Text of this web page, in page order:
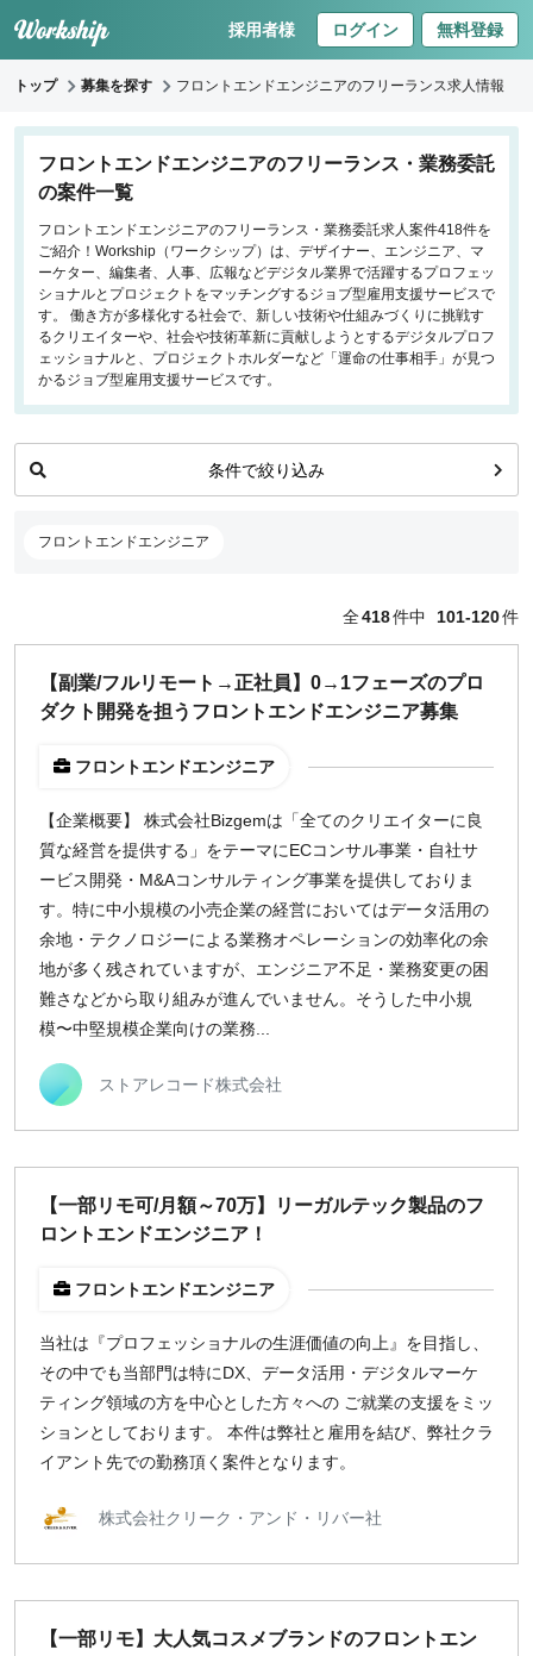
採用者様 ログイン 無料登録
トップ 募集を探す フロントエンドエンジニアのフリーランス求人情報
フロントエンドエンジニアのフリーランス・業務委託
の案件一覧
フロントエンドエンジニアのフリーランス・業務委託求人案件418件を
ご紹介！Workship（ワークシップ）は、デザイナー、エンジニア、マ
ーケター、編集者、人事、広報などデジタル業界で活躍するプロフェッ
ショナルとプロジェクトをマッチングするジョブ型雇用支援サービスで
す。 働き方が多様化する社会で、新しい技術や仕組みづくりに挑戦す
るクリエイターや、社会や技術革新に貢献しようとするデジタルプロフ
ェッショナルと、プロジェクトホルダーなど「運命の仕事相手」が見つ
かるジョブ型雇用支援サービスです。
条件で絞り込み
フロントエンドエンジニア
キーワードで探す
フロントエンドエンジニア
バックエンドエンジニア
インフラエンジニア
iOS/Androidアプリエンジニア
データサイエンティスト
リモートのみ
特徴
副業OK
スタートアップ
土日週末OK
稼働時間
週5日
週4日
週3日
週1日
地域
東京
大阪
京都
募集状況
募集中のみ表示
時給
1,500円 以上
¥2,000 ¥3,000 ¥4,000 ¥5,000〜
全418件中 101-120件
【副業/フルリモート→正社員】0→1フェーズのプロ
ダクト開発を担うフロントエンドエンジニア募集
フロントエンドエンジニア
【企業概要】 株式会社Bizgemは「全てのクリエイターに良
質な経営を提供する」をテーマにECコンサル事業・自社サ
ービス開発・M&Aコンサルティング事業を提供しておりま
す。特に中小規模の小売企業の経営においてはデータ活用の
余地・テクノロジーによる業務オペレーションの効率化の余
地が多く残されていますが、エンジニア不足・業務変更の困
難さなどから取り組みが進んでいません。そうした中小規
模〜中堅規模企業向けの業務...
ストアレコード株式会社
【一部リモ可/月額～70万】リーガルテック製品のフ
ロントエンドエンジニア！
フロントエンドエンジニア
当社は『プロフェッショナルの生涯価値の向上』を目指し、
その中でも当部門は特にDX、データ活用・デジタルマーケ
ティング領域の方を中心とした方々への ご就業の支援をミッ
ションとしております。 本件は弊社と雇用を結び、弊社クラ
イアント先での勤務頂く案件となります。
株式会社クリーク・アンド・リバー社
【一部リモ】大人気コスメブランドのフロントエン